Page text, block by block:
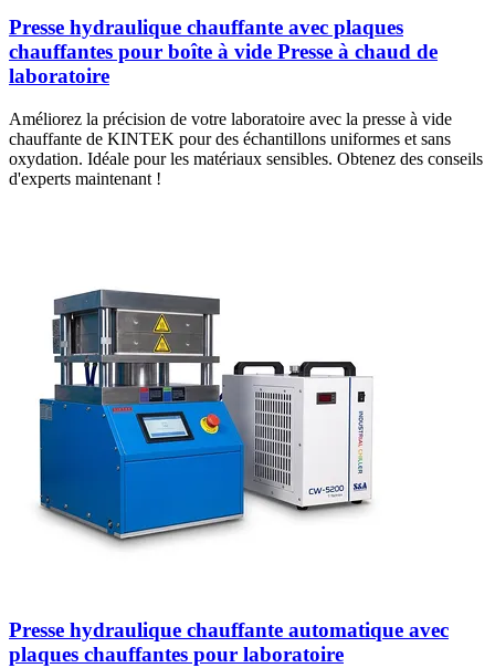
Presse hydraulique chauffante avec plaques
chauffantes pour boîte à vide Presse à chaud de
laboratoire
Améliorez la précision de votre laboratoire avec la presse à vide
chauffante de KINTEK pour des échantillons uniformes et sans
oxydation. Idéale pour les matériaux sensibles. Obtenez des conseils
d'experts maintenant !
Presse hydraulique chauffante automatique avec
plaques chauffantes pour laboratoire